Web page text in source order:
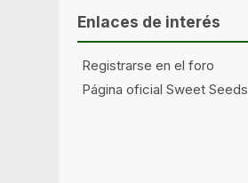
Enlaces de interés
Registrarse en el foro
Página oficial Sweet Seeds